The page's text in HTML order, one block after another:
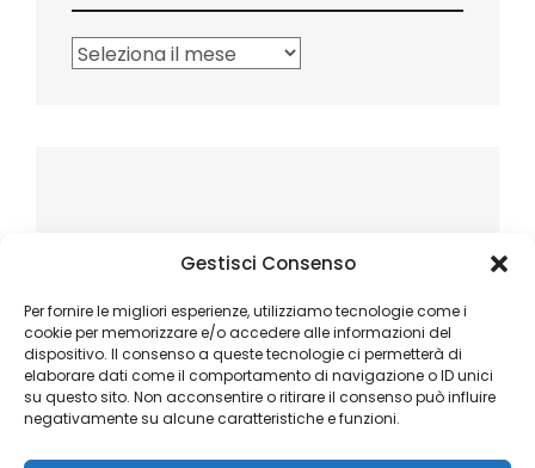
Gestisci Consenso
Per fornire le migliori esperienze, utilizziamo tecnologie come i
cookie per memorizzare e/o accedere alle informazioni del
dispositivo. Il consenso a queste tecnologie ci permetterà di
elaborare dati come il comportamento di navigazione o ID unici
su questo sito. Non acconsentire o ritirare il consenso può influire
negativamente su alcune caratteristiche e funzioni.
Archivi